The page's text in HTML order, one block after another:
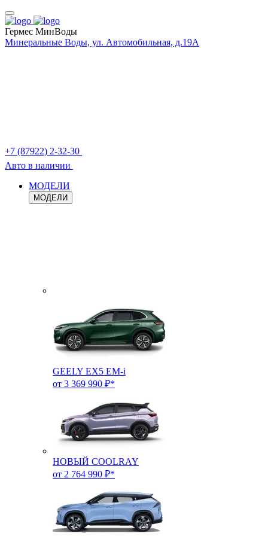
Гермес МинВоды
Минеральные Воды, ул. Автомобильная, д.19А
+7 (87922) 2-32-30
Авто в наличии
МОДЕЛИ
МОДЕЛИ
GEELY EX5 EM-i
от 3 369 990 ₽*
НОВЫЙ COOLRAY
от 2 764 990 ₽*